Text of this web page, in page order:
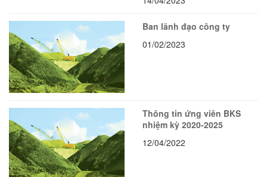
Ban lãnh đạo công ty
01/02/2023
Thông tin ứng viên BKS
nhiệm kỳ 2020-2025
12/04/2022